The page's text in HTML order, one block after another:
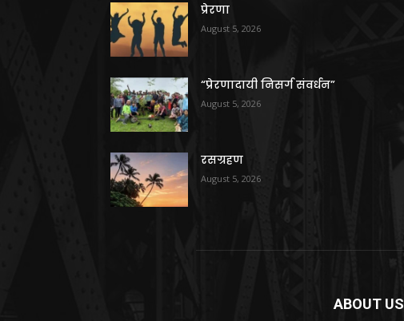
प्रेरणा
August 5, 2026
“प्रेरणादायी निसर्ग संवर्धन”
August 5, 2026
रसग्रहण
August 5, 2026
ABOUT US